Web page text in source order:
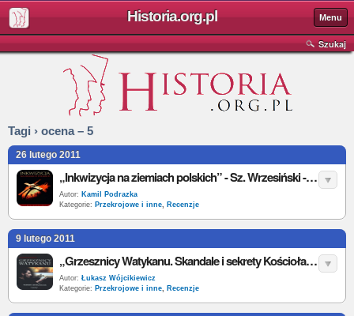
Historia.org.pl Menu
Szukaj
Tagi › ocena – 5
26 lutego 2011
„Inkwizycja na ziemiach polskich” - Sz. Wrzesiński - recenzja
Autor: Kamil Podrazka
Kategorie: Przekrojowe i inne, Recenzje
9 lutego 2011
„Grzesznicy Watykanu. Skandale i sekrety Kościoła” – C. Rendina – recenzja
Autor: Łukasz Wójcikiewicz
Kategorie: Przekrojowe i inne, Recenzje